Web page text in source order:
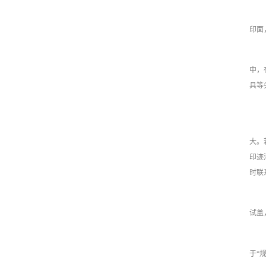
印面
中，
具等
大。
印迹
时联
试盖
于“